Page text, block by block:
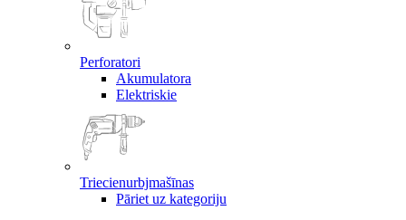
Perforatori
Akumulatora
Elektriskie
Triecienurbjmašīnas
Pāriet uz kategoriju